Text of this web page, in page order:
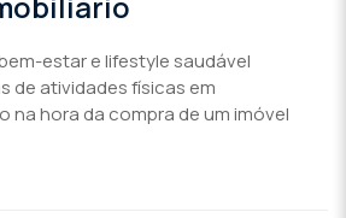
estar e lifestyle saudável
de atividades físicas em
na hora da compra de um imóvel